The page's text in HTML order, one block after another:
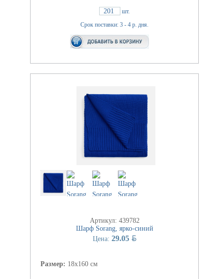
201
шт.
Срок поставки: 3 - 4 р. дня.
Артикул: 439782
Шарф Sorang, ярко-синий
Цена: 29.05 BYN
Размер: 18x160 см